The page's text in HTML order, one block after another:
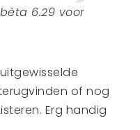
6.29 voor
of nog
Erg handig